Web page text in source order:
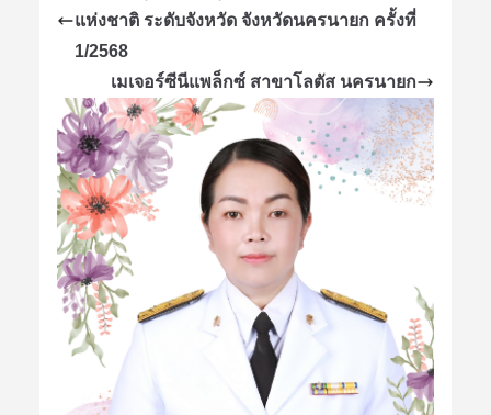
แห่งชาติ ระดับจังหวัด จังหวัดนครนายก ครั้งที่
1/2568
เมเจอร์ซีนีแพล็กซ์ สาขาโลตัส นครนายก